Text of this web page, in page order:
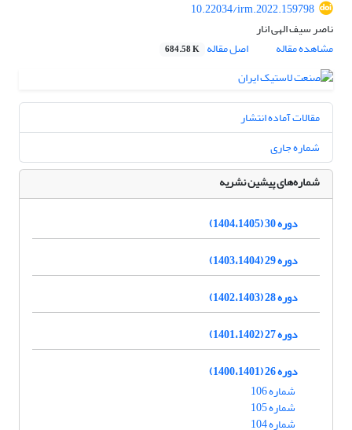
10.22034/irm.2022.159798
ناصر سیف الهی انار
مشاهده مقاله
اصل مقاله 684.58 K
مقالات آماده انتشار
شماره جاری
شماره‌های پیشین نشریه
دوره 30 (1404،1405)
دوره 29 (1403،1404)
دوره 28 (1402،1403)
دوره 27 (1401،1402)
دوره 26 (1400،1401)
شماره 106
شماره 105
شماره 104